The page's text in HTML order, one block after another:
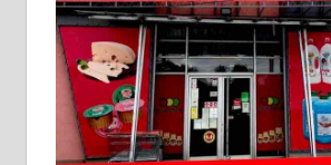
молерских радова. 061/25-
Ало таксију потребан
категоријом. 064/02-85-511